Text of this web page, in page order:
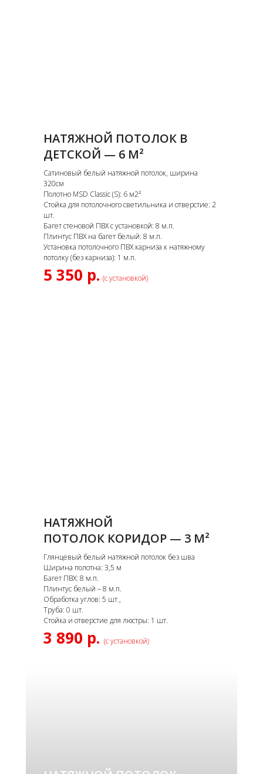
НАТЯЖНОЙ ПОТОЛОК В
ДЕТСКОЙ — 6 М²
Сатиновый белый натяжной потолок, ширина
320см
Полотно MSD Classic (S): 6 м2²
Стойка для потолочного светильника и отверстие: 2
шт.
Багет стеновой ПВХ с установкой: 8 м.п.
Плинтус ПВХ на багет белый: 8 м.п.
Установка потолочного ПВХ карниза к натяжному
потолку (без карниза): 1 м.п.
5 350 р. (с установкой)
НАТЯЖНОЙ
ПОТОЛОК КОРИДОР — 3 М²
Глянцевый белый натяжной потолок без шва
Ширина полотна: 3,5 м
Багет ПВХ: 8 м.п.
Плинтус белый – 8 м.п.
Обработка углов: 5 шт.,
Труба: 0 шт.
Стойка и отверстие для люстры: 1 шт.
3 890 р. (с установкой)